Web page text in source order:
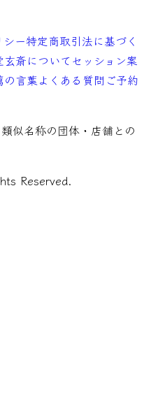
ー特定商取引法に基づく
玄斎についてセッション案
の言葉よくある質問 ご予約
似名称の団体・店舗との
Reserved.